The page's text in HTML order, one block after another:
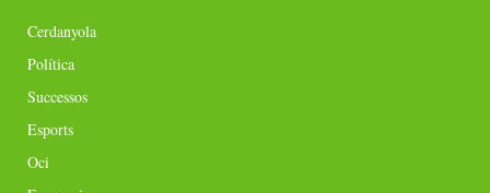
Cerdanyola
Política
Successos
Esports
Oci